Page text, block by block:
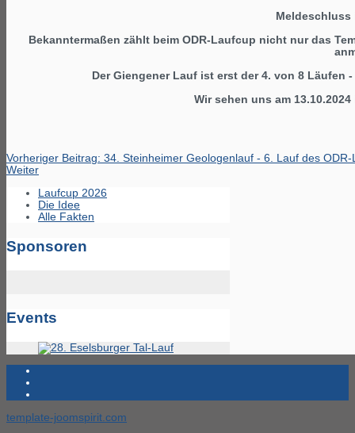
Meldeschluss
Bekanntermaßen zählt beim ODR-Laufcup nicht nur das
Der Giengener Lauf ist erst der 4. von 8
Wir sehen uns am
Vorheriger Beitrag: 34. Steinheimer Geologenlauf - 6. Lauf des
Weiter
Laufcup 2026
Die Idee
Alle Fakten
Sponsoren
Events
template-joomspirit.com